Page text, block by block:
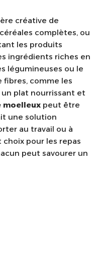
créative de
complètes, ou
les produits
ingrédients riches en
légumineuses ou le
fibres, comme les
un plat nourrissant et
moelleux peut être
une solution
au travail ou à
choix pour les repas
peut savourer un